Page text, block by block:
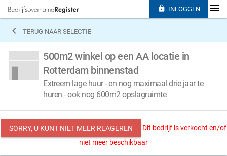
 TERUG NAAR SELECTIE
500m2 winkel op een AA locatie in
Rotterdam binnenstad
Extreem lage huur - en nog maximaal drie jaar te
huren - ook nog 600m2 opslagruimte
SORRY, U KUNT NIET MEER REAGEREN
Dit bedrijf is verkocht en/of
niet meer beschikbaar
 INLOGGEN